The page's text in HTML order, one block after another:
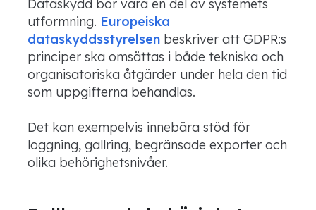
Dataskydd bör vara en del av systemets
utformning. Europeiska
dataskyddsstyrelsen beskriver att GDPR:s
principer ska omsättas i både tekniska och
organisatoriska åtgärder under hela den tid
som uppgifterna behandlas.
Det kan exempelvis innebära stöd för
loggning, gallring, begränsade exporter och
olika behörighetsnivåer.